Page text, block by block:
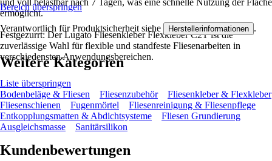
und voll belastbar nach 7 Tagen, was eine schnelle Nutzung der Fläche
ermöglicht.
Festgezurrt: Der Lugato Fliesenkleber Flexkleber C2T ist die
zuverlässige Wahl für flexible und standfeste Fliesenarbeiten in
verschiedensten Anwendungsbereichen.
Bereich überspringen
Verantwortlich für Produktsicherheit siehe Herstellerinformationen .
Weitere Kategorien
Liste überspringen
Bodenbeläge & Fliesen
Fliesenzubehör
Fliesenkleber & Flexkleber
Fliesenschienen
Fugenmörtel
Fliesenreinigung & Fliesenpflege
Entkopplungsmatten & Abdichtsysteme
Fliesen Grundierung
Ausgleichsmasse
Sanitärsilikon
Kundenbewertungen